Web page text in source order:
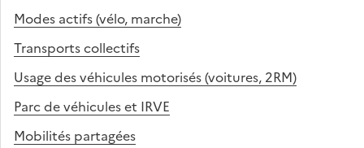
Modes actifs (vélo, marche)
Transports collectifs
Usage des véhicules motorisés (voitures, 2RM)
Parc de véhicules et IRVE
Mobilités partagées